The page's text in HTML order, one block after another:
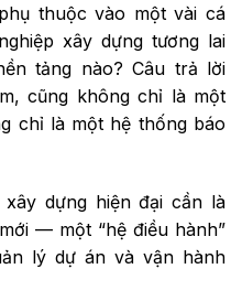
thuộc vào một vài cá
xây dựng tương lai
tảng nào? Câu trả lời
cũng không chỉ là một
chỉ là một hệ thống báo
dựng hiện đại cần là
— một “hệ điều hành”
lý dự án và vận hành